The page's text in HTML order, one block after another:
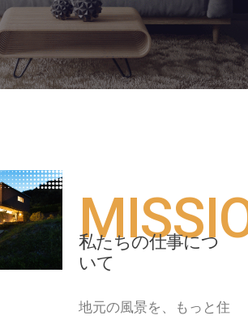
私たちの仕事につ
いて
地元の風景を、もっと住